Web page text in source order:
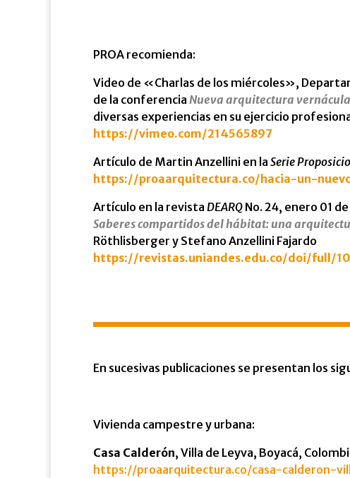
PROA recomienda:
Video de «Charlas de los miércoles»,
de la conferencia Nueva arquitectura vernácula
diversas experiencias en su ejercicio
https://vimeo.com/214565897
Artículo de Martin Anzellini en la Serie
https://proaarquitectura.co/hacia-un-
Artículo en la revista DEARQ No. 24, enero 01 de
Saberes compartidos del hábitat: una
Röthlisberger y Stefano Anzellini Fajardo
https://revistas.uniandes.edu.co/doi/full/
En sucesivas publicaciones se presentan los
Vivienda campestre y urbana:
Casa Calderón, Villa de Leyva, Boyacá,
https://proaarquitectura.co/casa-calderon-